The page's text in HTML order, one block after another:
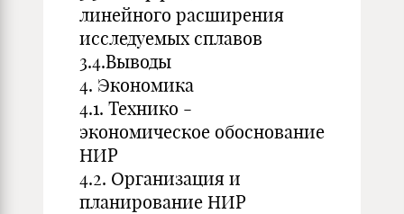
линейного расширения
исследуемых сплавов
3.4.Выводы
4. Экономика
4.1. Технико -
экономическое обоснование
НИР
4.2. Организация и
планирование НИР